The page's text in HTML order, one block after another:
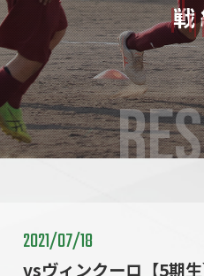
戦
2021/07/18
vsヴィンクーロ【5期